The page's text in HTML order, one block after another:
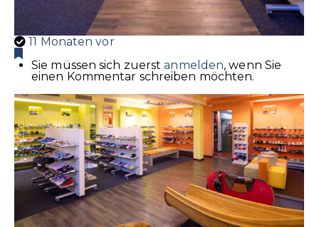
11 Monaten vor
Sie müssen sich zuerstanmelden, wenn Sie
einen Kommentar schreiben möchten.